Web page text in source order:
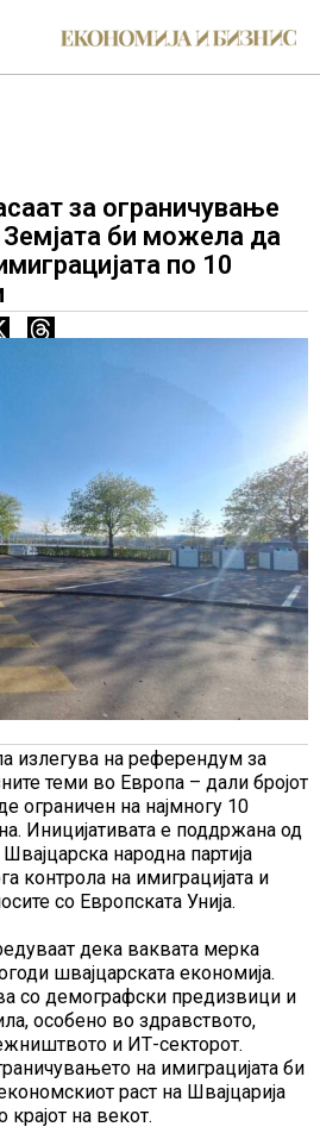
за ограничување
Земјата би можела да
по 10
излегува на референдум за
теми во Европа – дали бројот
ограничен на најмногу 10
Иницијативата е поддржана од
народна партија
контрола на имиграцијата и
со Европската Унија.
дека ваквата мерка
швајцарската економија.
со демографски предизвици и
особено во здравството,
и ИТ-секторот.
на имиграцијата би
раст на Швајцарија
на векот.